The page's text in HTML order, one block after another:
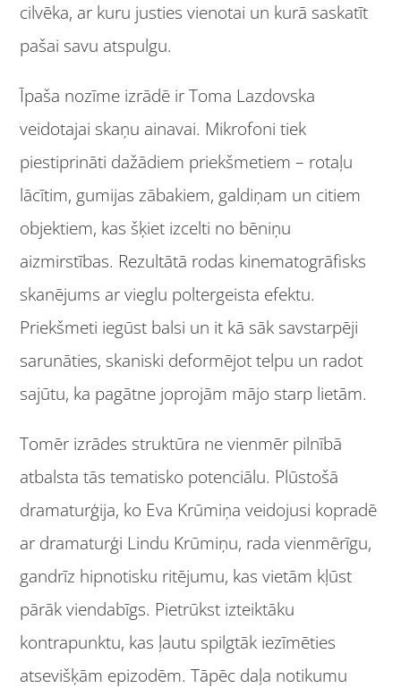
cilvēka, ar kuru justies vienotai un kurā saskatīt
pašai savu atspulgu.
Īpaša nozīme izrādē ir Toma Lazdovska
veidotajai skaņu ainavai. Mikrofoni tiek
piestiprināti dažādiem priekšmetiem – rotaļu
lācītim, gumijas zābakiem, galdiņam un citiem
objektiem, kas šķiet izcelti no bēniņu
aizmirstības. Rezultātā rodas kinematogrāfisks
skanējums ar vieglu poltergeista efektu.
Priekšmeti iegūst balsi un it kā sāk savstarpēji
sarunāties, skaniski deformējot telpu un radot
sajūtu, ka pagātne joprojām mājo starp lietām.
Tomēr izrādes struktūra ne vienmēr pilnībā
atbalsta tās tematisko potenciālu. Plūstošā
dramaturģija, ko Eva Krūmiņa veidojusi kopradē
ar dramaturģi Lindu Krūmiņu, rada vienmērīgu,
gandrīz hipnotisku ritējumu, kas vietām kļūst
pārāk viendabīgs. Pietrūkst izteiktāku
kontrapunktu, kas ļautu spilgtāk iezīmēties
atsevišķām epizodēm. Tāpēc daļa notikumu